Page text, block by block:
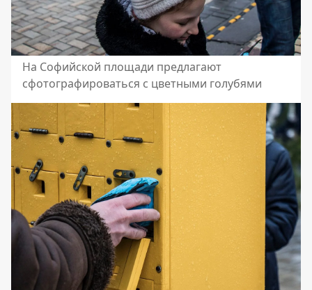
На Софийской площади предлагают
сфотографироваться с цветными голубями